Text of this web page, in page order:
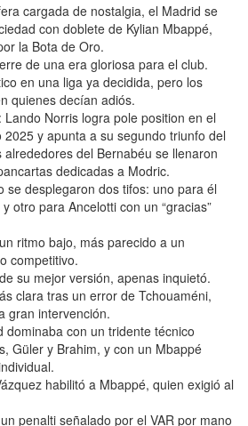
cargada de nostalgia, el Madrid se
con doblete de Kylian Mbappé,
la Bota de Oro.
de una era gloriosa para el club.
en una liga ya decidida, pero los
quienes decían adiós.
Lando Norris logra pole position en el
y apunta a su segundo triunfo del
del Bernabéu se llenaron
dedicadas a Modric.
se desplegaron dos tifos: uno para él
otro para Ancelotti con un “gracias”
ritmo bajo, más parecido a un
competitivo.
su mejor versión, apenas inquietó.
clara tras un error de Tchouaméni,
gran intervención.
dominaba con un tridente técnico
Güler y Brahim, y con un Mbappé
habilitó a Mbappé, quien exigió al
penalti señalado por el VAR por mano